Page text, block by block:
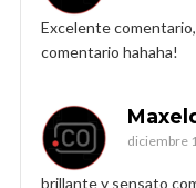
Excelente
comentario hahaha!
diciembre
brillante y sensato